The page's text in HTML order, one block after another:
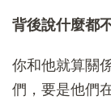
背後說什麼都
你和他就算關
們，要是他們